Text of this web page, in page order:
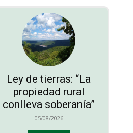
Ley de tierras: “La
propiedad rural
conlleva soberanía”
05/08/2026